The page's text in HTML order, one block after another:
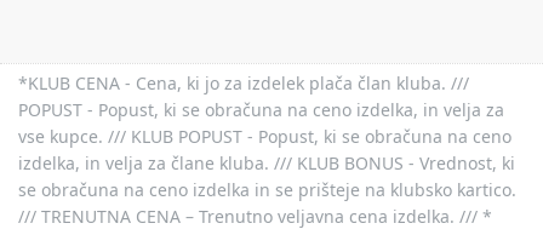
*KLUB CENA - Cena, ki jo za izdelek plača član kluba. ///
POPUST - Popust, ki se obračuna na ceno izdelka, in velja za
vse kupce. /// KLUB POPUST - Popust, ki se obračuna na ceno
izdelka, in velja za člane kluba. /// KLUB BONUS - Vrednost, ki
se obračuna na ceno izdelka in se prišteje na klubsko kartico.
/// TRENUTNA CENA – Trenutno veljavna cena izdelka. /// *